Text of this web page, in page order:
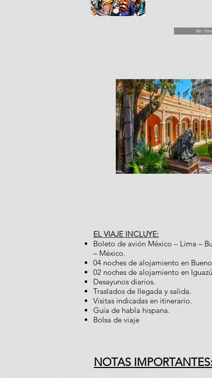
Ver
EL VIAJE INCLUYE:
Boleto de avión México – Lima –
– México.
04 noches de alojamiento en
02 noches de alojamiento en
Desayunos diarios.
Traslados de llegada y salida.
Visitas indicadas en itinerario.
Guía de habla hispana.
Bolsa de viaje
NOTAS IMPORTANTES: